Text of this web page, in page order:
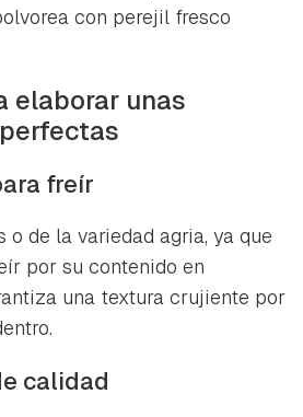
favorito
como favorito, primero has de
con perejil fresco
elaborar unas
freír
o de la variedad agria, ya que
por su contenido en
una textura crujiente por
calidad
enviado